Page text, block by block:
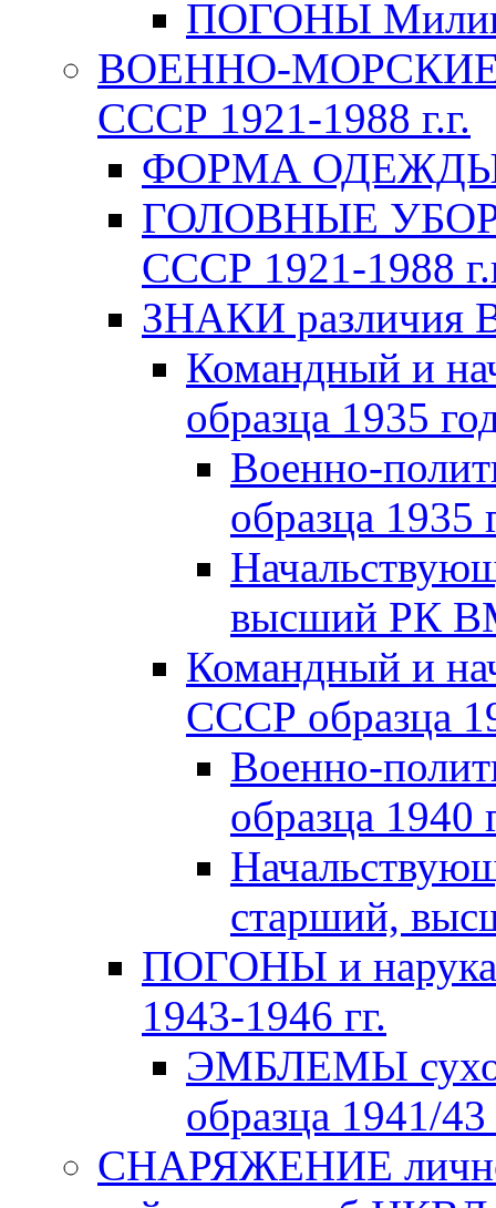
ПОГОНЫ
ВОЕННО-
СССР 1921-1988 г.г.
ФОРМА ОДЕЖДЫ
ГОЛОВНЫЕ
СССР 1921-1988
ЗНАКИ различия
Командный и
образца 1935
Военно-
образца 1935
высший РК
Командный и
СССР образца
Военно-
образца 1940
старший,
ПОГОНЫ и
1943-1946 гг.
ЭМБЛЕМЫ
образца 1941/43
СНАРЯЖЕНИЕ